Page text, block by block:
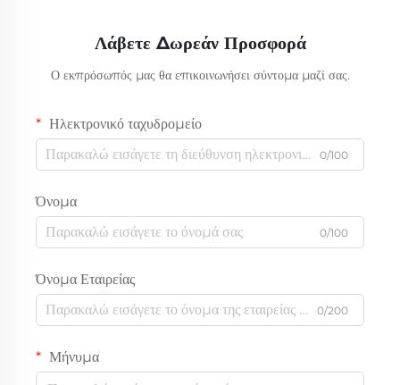
Λάβετε Δωρεάν Προσφορά
Ο εκπρόσωπός μας θα επικοινωνήσει σύντομα μαζί σας.
Ηλεκτρονικό ταχυδρομείο
0/100
Όνομα
0/100
Όνομα Εταιρείας
0/200
Μήνυμα